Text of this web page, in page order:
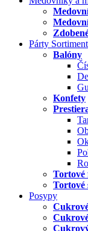
Párty Sortiment
Balóny
Konfety
Tortové
Tortové
Posypy